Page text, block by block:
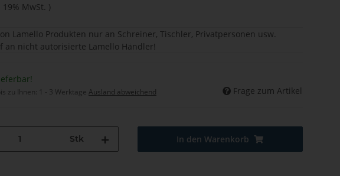
19% MwSt. )
Lamello Produkten nur an Schreiner, Tischler, Privatpersonen usw.
an nicht autorisierte Lamello Händler!
zu Ihnen: 1 - 3 Werktage Ausland abweichend Frage zum Artikel
Stk In den Warenkorb